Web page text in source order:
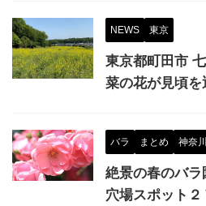
NEWS 東京
東京都町田市
菜の花が見頃を
バラ まとめ 神奈川
絶景の春のバラ
穴場スポット２